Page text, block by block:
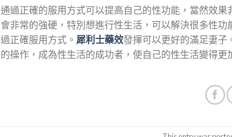
通過正確的服用方式可以提高自己的性功能，當然效
會非常的強硬，特別想進行性生活，可以解決很多性
過正確服用方式。 犀利士藥效發揮可以更好的滿足妻子
的操作，成為性生活的成功者，使自己的性生活變得更